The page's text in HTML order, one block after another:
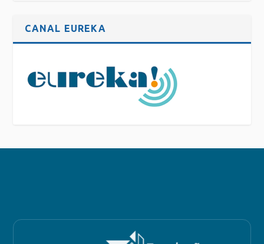
CANAL EUREKA